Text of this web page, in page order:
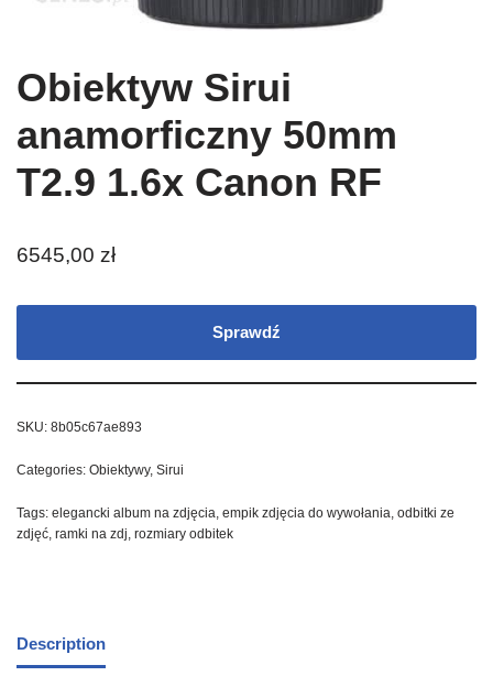
Obiektyw Sirui
anamorficzny 50mm
T2.9 1.6x Canon RF
6545,00 zł
Sprawdź
SKU: 8b05c67ae893
Categories: Obiektywy, Sirui
Tags: elegancki album na zdjęcia, empik zdjęcia do wywołania, odbitki ze
zdjęć, ramki na zdj, rozmiary odbitek
Description